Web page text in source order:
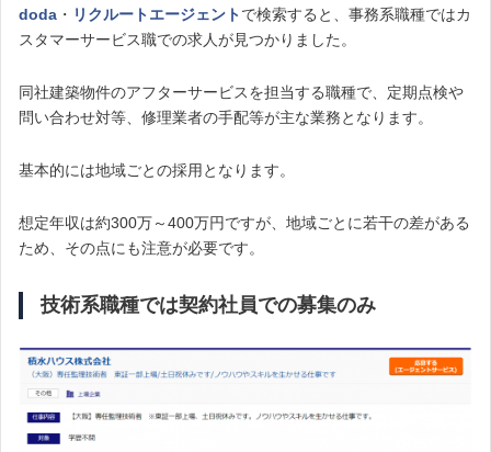
doda ・ リクルートエージェントで検索すると、事務系職種ではカ
スタマーサービス職での求人が見つかりました。
同社建築物件のアフターサービスを担当する職種で、定期点検や
問い合わせ対等、修理業者の手配等が主な業務となります。
基本的には地域ごとの採用となります。
想定年収は約300万～400万円ですが、地域ごとに若干の差がある
ため、その点にも注意が必要です。
技術系職種では契約社員での募集のみ